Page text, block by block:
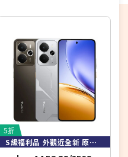
5折
S級福利品 外觀近全新 原廠盒裝配件